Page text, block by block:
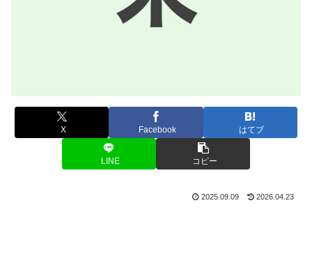
X Facebook はてブ
LINE コピー
2025.09.09 2026.04.23